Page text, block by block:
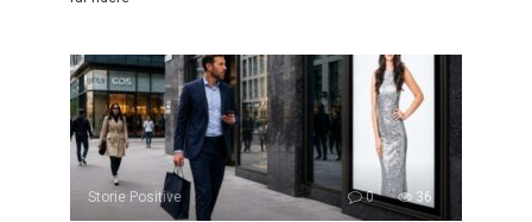
Storie Positive 0 36